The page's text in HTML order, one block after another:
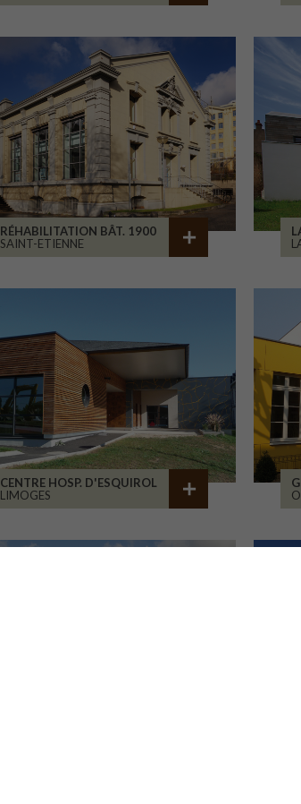
RÉHABILITATION BÂT. 1900
SAINT-ETIENNE
CENTRE HOSP. D'ESQUIROL
LIMOGES